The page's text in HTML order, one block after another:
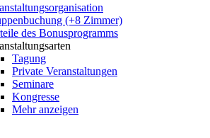
(+8 Zimmer)
des Bonusprogramms
Tagung
Private Veranstaltungen
Seminare
Kongresse
Mehr anzeigen